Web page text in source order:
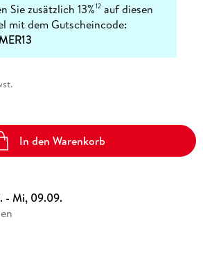
Sie zusätzlich 13%12 auf diesen
mit dem Gutscheincode:
In den Warenkorb
- Mi, 09.09.